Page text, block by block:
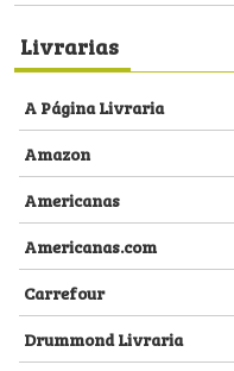
Livrarias
A Página Livraria
Amazon
Americanas
Americanas.com
Carrefour
Drummond Livraria